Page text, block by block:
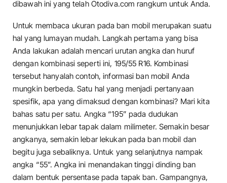
dibawah ini yang telah Otodiva.com rangkum untuk Anda.
Untuk membaca ukuran pada ban mobil merupakan suatu
hal yang lumayan mudah. Langkah pertama yang bisa
Anda lakukan adalah mencari urutan angka dan huruf
dengan kombinasi seperti ini, 195/55 R16. Kombinasi
tersebut hanyalah contoh, informasi ban mobil Anda
mungkin berbeda. Satu hal yang menjadi pertanyaan
spesifik, apa yang dimaksud dengan kombinasi? Mari kita
bahas satu per satu. Angka “195” pada dudukan
menunjukkan lebar tapak dalam milimeter. Semakin besar
angkanya, semakin lebar lekukan pada ban mobil dan
begitu juga sebaliknya. Untuk yang selanjutnya nampak
angka “55”. Angka ini menandakan tinggi dinding ban
dalam bentuk persentase pada tapak ban. Gampangnya,